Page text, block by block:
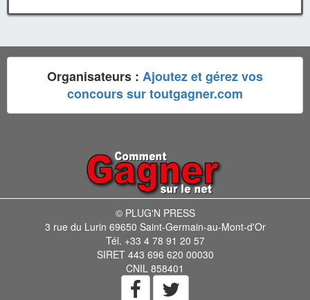
Organisateurs : Ajoutez et gérez vos
concours sur toutgagner.com
© PLUG'N PRESS
3 rue du Lurin 69650 Saint-Germain-au-Mont-d'Or
Tél. +33 4 78 91 20 57
SIRET 443 696 620 00030
CNIL 858401